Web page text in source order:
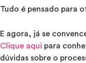
Tudo é pensado para
E agora, já se
Clique aqui para
dúvidas sobre o